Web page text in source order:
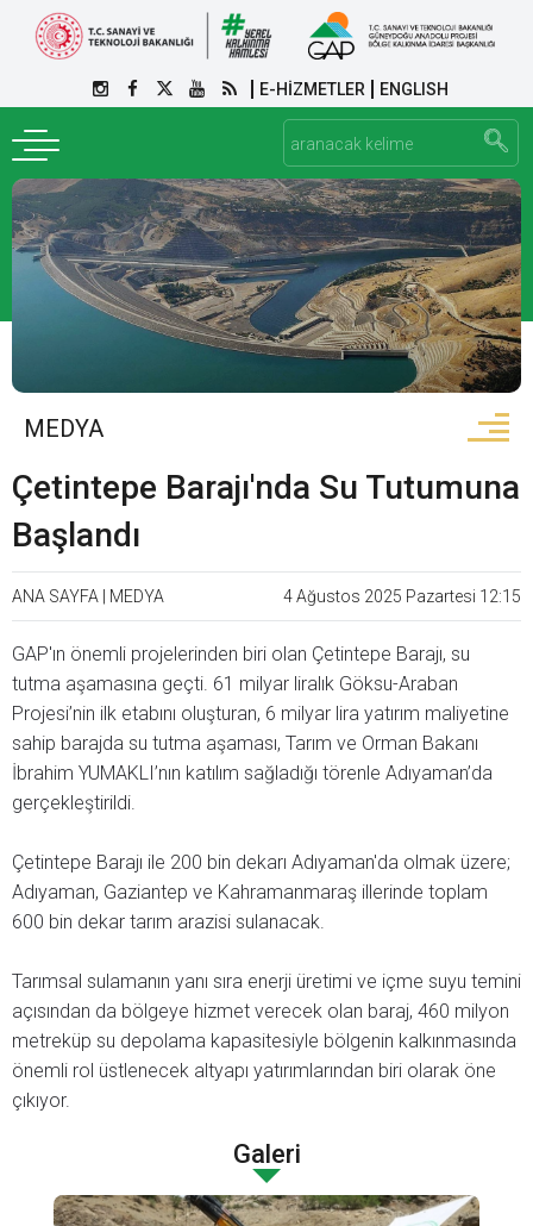
E-HİZMETLER ENGLISH
MEDYA
Çetintepe Barajı'nda Su Tutumuna
Başlandı
ANA SAYFA MEDYA 4 Ağustos 2025 Pazartesi 12:15
GAP'ın önemli projelerinden biri olan Çetintepe Barajı, su
tutma aşamasına geçti. 61 milyar liralık Göksu-Araban
Projesi’nin ilk etabını oluşturan, 6 milyar lira yatırım maliyetine
sahip barajda su tutma aşaması, Tarım ve Orman Bakanı
İbrahim YUMAKLI’nın katılım sağladığı törenle Adıyaman’da
gerçekleştirildi.
Çetintepe Barajı ile 200 bin dekarı Adıyaman'da olmak üzere;
Adıyaman, Gaziantep ve Kahramanmaraş illerinde toplam
600 bin dekar tarım arazisi sulanacak.
Tarımsal sulamanın yanı sıra enerji üretimi ve içme suyu temini
açısından da bölgeye hizmet verecek olan baraj, 460 milyon
metreküp su depolama kapasitesiyle bölgenin kalkınmasında
önemli rol üstlenecek altyapı yatırımlarından biri olarak öne
çıkıyor.
Galeri